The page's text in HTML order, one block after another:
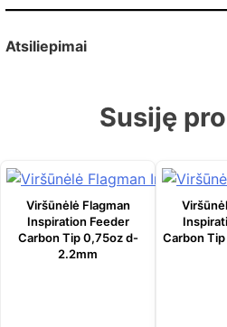
Atsiliepimai
Susiję
Viršūnėlė Flagman
Inspiration Feeder
Carbon Tip 0,75oz d-
2.2mm
Carbon